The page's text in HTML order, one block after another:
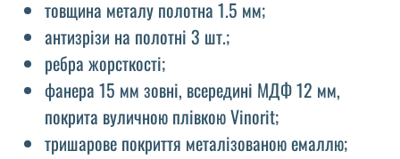
товщина металу полотна 1.5 мм;
антизрізи на полотні 3 шт.;
ребра жорсткості;
фанера 15 мм зовні, всередині МДФ 12 мм,
покрита вуличною плівкою Vinorit;
тришарове покриття металізованою емаллю;